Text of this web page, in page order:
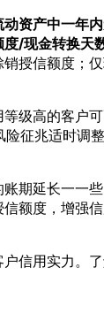
资产中一年
/现金转换
授信额度；
级高的客户可
征兆适时调
期延长一一
额度，增强
信用实力。